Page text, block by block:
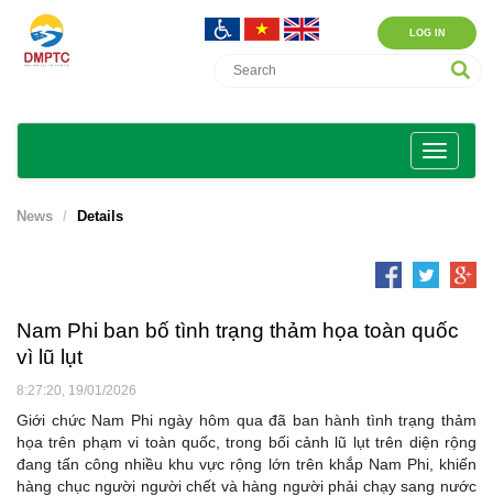
LOG IN
News Details
Nam Phi ban bố tình trạng thảm họa toàn quốc
vì lũ lụt
8:27:20, 19/01/2026
Giới chức Nam Phi ngày hôm qua đã ban hành tình trạng thảm
họa trên phạm vi toàn quốc, trong bối cảnh lũ lụt trên diện rộng
đang tấn công nhiều khu vực rộng lớn trên khắp Nam Phi, khiến
hàng chục người người chết và hàng người phải chạy sang nước